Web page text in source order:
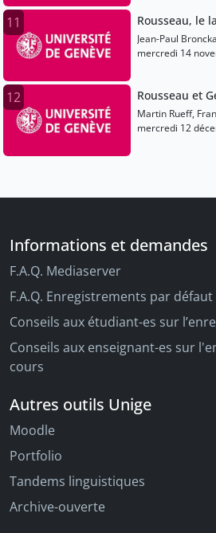
11 Rousseau, le
Jean-Paul
Spallanzani,
mercredi 14
12 Rousseau et
Martin Rueff,
Alfred Dufour,
mercredi 12
Informations et demandes
F.A.Q. Mediaserver
F.A.Q. Enregistrements par défaut
Conseils aux étudiant-es sur
Conseils aux enseignant-es sur
cours
Autres outils Unige
Moodle
Portfolio
Tandems linguistiques
Archive-ouverte